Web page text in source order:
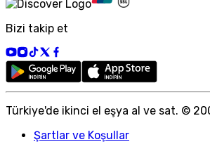
Bizi takip et
Türkiye'de ikinci el eşya al ve sat. ©
Şartlar ve Koşullar